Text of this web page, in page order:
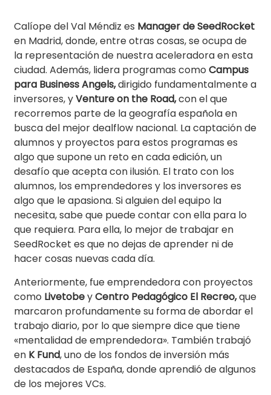
Calíope del Val Méndiz es Manager de SeedRocket
en Madrid, donde, entre otras cosas, se ocupa de
la representación de nuestra aceleradora en esta
ciudad. Además, lidera programas comoCampus
para Business Angels,dirigido fundamentalmente a
inversores, yVenture on the Road,con el que
recorremos parte de la geografía española en
busca del mejor dealflow nacional. La captación de
alumnos y proyectos para estos programas es
algo que supone un reto en cada edición, un
desafío que acepta con ilusión. El trato con los
alumnos, los emprendedores y los inversores es
algo que le apasiona. Si alguien del equipo la
necesita, sabe que puede contar con ella para lo
que requiera. Para ella, lo mejor de trabajar en
SeedRocket es que no dejas de aprender ni de
hacer cosas nuevas cada día.
Anteriormente, fue emprendedora con proyectos
como LivetobeyCentro Pedagógico El Recreo,que
marcaron profundamente su forma de abordar el
trabajo diario, por lo que siempre dice que tiene
«mentalidad de emprendedora». También trabajó
en K Fund, uno de los fondos de inversión más
destacados de España, donde aprendió de algunos
de los mejores VCs.